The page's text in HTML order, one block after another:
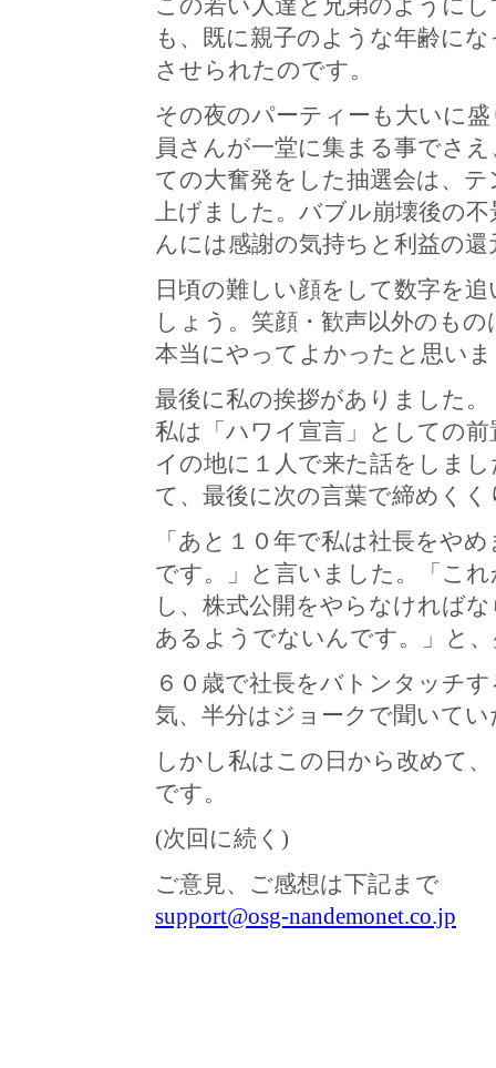
この若い人達と兄弟のように
も、既に親子のような年齢に
させられたのです。
その夜のパーティーも大いに
員さんが一堂に集まる事でさ
ての大奮発をした抽選会は、
上げました。バブル崩壊後の
んには感謝の気持ちと利益の
日頃の難しい顔をして数字を
しょう。笑顔・歓声以外のも
本当にやってよかったと思い
最後に私の挨拶がありました。
私は「ハワイ宣言」としての
イの地に１人で来た話をしま
て、最後に次の言葉で締めく
「あと１０年で私は社長をや
です。」と言いました。「こ
し、株式公開をやらなければ
あるようでないんです。」と
６０歳で社長をバトンタッチ
気、半分はジョークで聞いて
しかし私はこの日から改めて
です。
(次回に続く)
ご意見、ご感想は下記まで
support@osg-nandemonet.co.jp